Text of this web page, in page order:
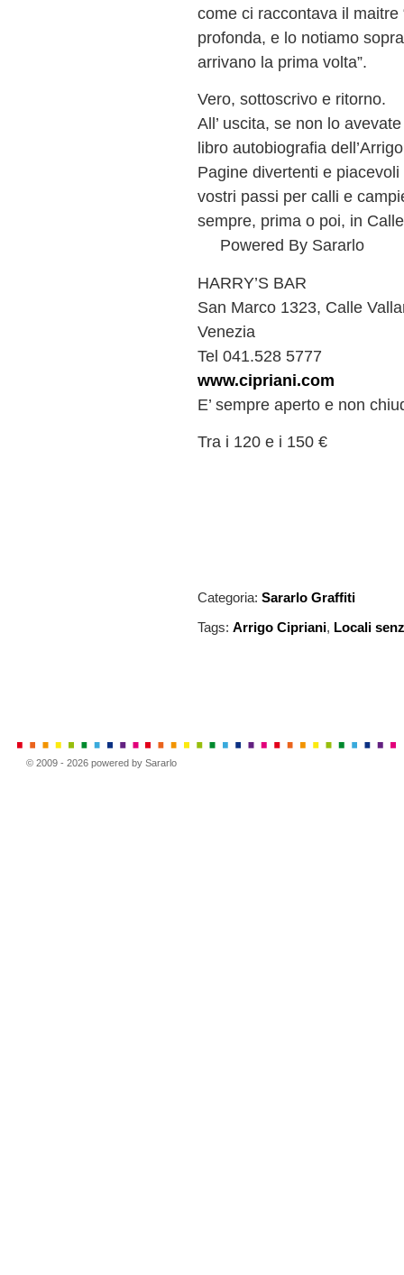
come ci raccontava il
profonda, e lo notiamo
arrivano la prima volta”.
Vero, sottoscrivo e ritorno.
All’ uscita, se non lo
libro autobiografia
Pagine divertenti e
vostri passi per calli e
sempre, prima o poi, in
Powered By Sararlo
HARRY’S BAR
San Marco 1323, Calle
Venezia
Tel 041.528 5777
www.cipriani.com
E’ sempre aperto e non
Tra i 120 e i 150 €
Categoria:Sararlo Graffiti
Tags:Arrigo Cipriani, Locali
© 2009 - 2026 powered by Sararlo